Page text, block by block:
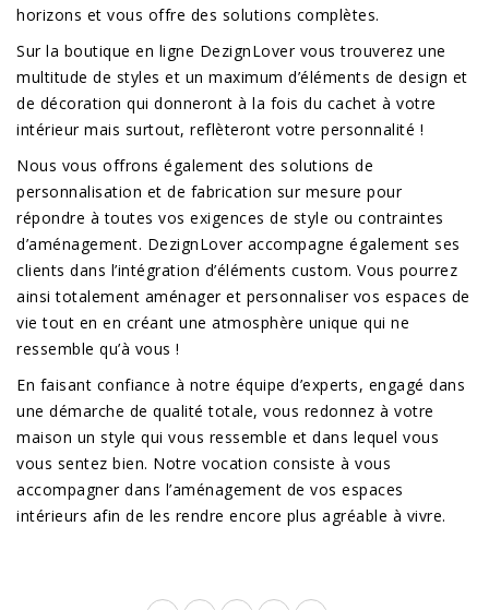
horizons et vous offre des solutions complètes.
Sur la boutique en ligne DezignLover vous trouverez une
multitude de styles et un maximum d’éléments de design et
de décoration qui donneront à la fois du cachet à votre
intérieur mais surtout, reflèteront votre personnalité !
Nous vous offrons également des solutions de
personnalisation et de fabrication sur mesure pour
répondre à toutes vos exigences de style ou contraintes
d’aménagement. DezignLover accompagne également ses
clients dans l’intégration d’éléments custom. Vous pourrez
ainsi totalement aménager et personnaliser vos espaces de
vie tout en en créant une atmosphère unique qui ne
ressemble qu’à vous !
En faisant confiance à notre équipe d’experts, engagé dans
une démarche de qualité totale, vous redonnez à votre
maison un style qui vous ressemble et dans lequel vous
vous sentez bien. Notre vocation consiste à vous
accompagner dans l’aménagement de vos espaces
intérieurs afin de les rendre encore plus agréable à vivre.